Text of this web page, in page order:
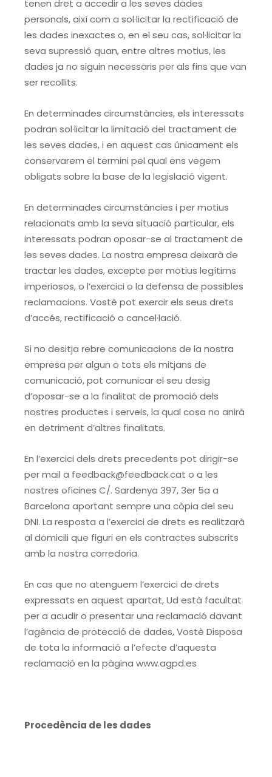
tenen dret a accedir a les seves dades
personals, així com a sol·licitar la rectificació de
les dades inexactes o, en el seu cas, sol·licitar la
seva supressió quan, entre altres motius, les
dades ja no siguin necessaris per als fins que van
ser recollits.
En determinades circumstàncies, els interessats
podran sol·licitar la limitació del tractament de
les seves dades, i en aquest cas únicament els
conservarem el termini pel qual ens vegem
obligats sobre la base de la legislació vigent.
En determinades circumstàncies i per motius
relacionats amb la seva situació particular, els
interessats podran oposar-se al tractament de
les seves dades. La nostra empresa deixarà de
tractar les dades, excepte per motius legítims
imperiosos, o l’exercici o la defensa de possibles
reclamacions. Vostè pot exercir els seus drets
d’accés, rectificació o cancel·lació.
Si no desitja rebre comunicacions de la nostra
empresa per algun o tots els mitjans de
comunicació, pot comunicar el seu desig
d’oposar-se a la finalitat de promoció dels
nostres productes i serveis, la qual cosa no anirà
en detriment d’altres finalitats.
En l’exercici dels drets precedents pot dirigir-se
per mail a feedback@feedback.cat o a les
nostres oficines C/. Sardenya 397, 3er 5a a
Barcelona aportant sempre una còpia del seu
DNI. La resposta a l’exercici de drets es realitzarà
al domicili que figuri en els contractes subscrits
amb la nostra corredoria.
En cas que no atenguem l’exercici de drets
expressats en aquest apartat, Ud està facultat
per a acudir o presentar una reclamació davant
l’agència de protecció de dades, Vostè Disposa
de tota la informació a l’efecte d’aquesta
reclamació en la pàgina www.agpd.es
Procedència de les dades